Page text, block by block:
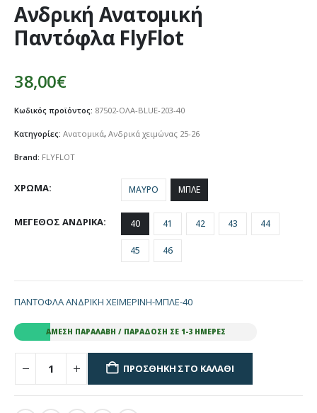
Ανδρική Ανατομική
Παντόφλα FlyFlot
38,00€
Κωδικός προϊόντος: 87502-ΟΛΑ-BLUE-203-40
Κατηγορίες: Ανατομικά, Ανδρικά χειμώνας 25-26
Brand: FLYFLOT
ΧΡΩΜΑ ΜΑΥΡΟ ΜΠΛΕ
ΜΕΓΕΘΟΣ ΑΝΔΡΙΚΑ 40 41 42 43 44
45 46
ΠΑΝΤΟΦΛΑ ΑΝΔΡΙΚΗ ΧΕΙΜΕΡΙΝΗ-ΜΠΛΕ-40
ΆΜΕΣΗ ΠΑΡΑΛΑΒΉ / ΠΑΡΆΔΟΣΗ ΣΕ 1-3 ΗΜΈΡΕΣ
ΠΡΟΣΘΉΚΗ ΣΤΟ ΚΑΛΆΘΙ